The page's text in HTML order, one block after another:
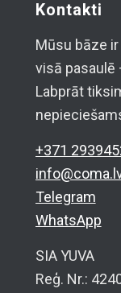
Kontakti
Mūsu bāze
visā pasaulē
Labprāt
+371
Telegram
WhatsApp
SIA YUVA
Reģ. Nr.: